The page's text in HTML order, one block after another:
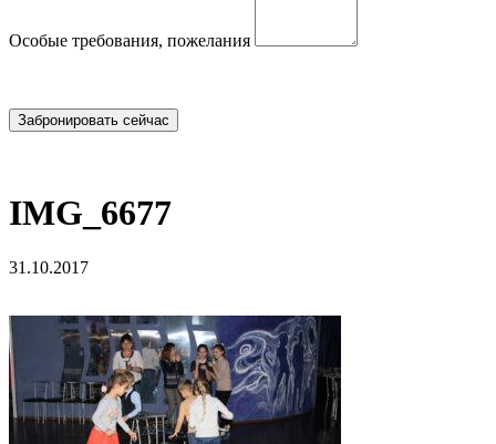
Особые требования, пожелания
IMG_6677
31.10.2017